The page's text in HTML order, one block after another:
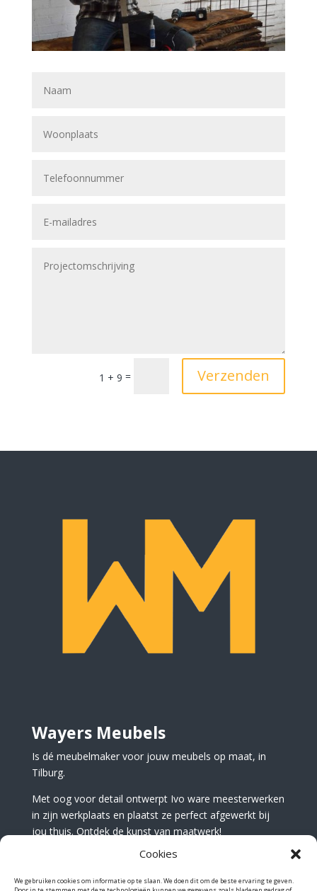
Cookies
We gebruiken cookies om informatie op te slaan. We doen dit om de beste ervaring te geven.
1 + 9 = Verzenden
Wayers Meubels
Is dé meubelmaker voor jouw meubels op maat, in
Tilburg.
Met oog voor detail ontwerpt Ivo ware meesterwerken
in zijn werkplaats en plaatst ze perfect afgewerkt bij
jou thuis. Ontdek de kunst van maatwerk!